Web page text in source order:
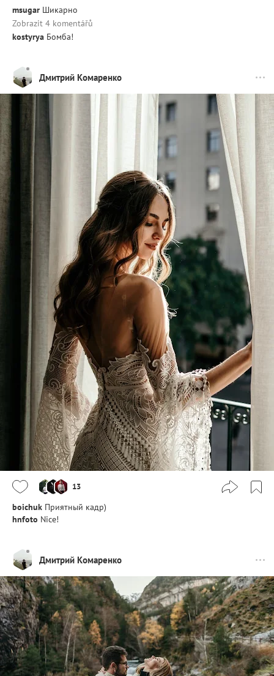
msugar Шикарно
Zobrazit 4 komentářů
kostyrya Бомба!
Дмитрий Комаренко
13
boichuk Приятный кадр)
hnfoto Nice!
Дмитрий Комаренко